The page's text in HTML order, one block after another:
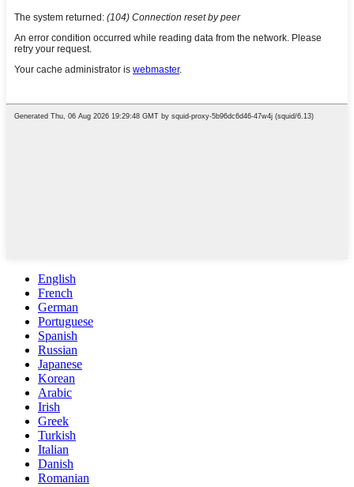
English
French
German
Portuguese
Spanish
Russian
Japanese
Korean
Arabic
Irish
Greek
Turkish
Italian
Danish
Romanian